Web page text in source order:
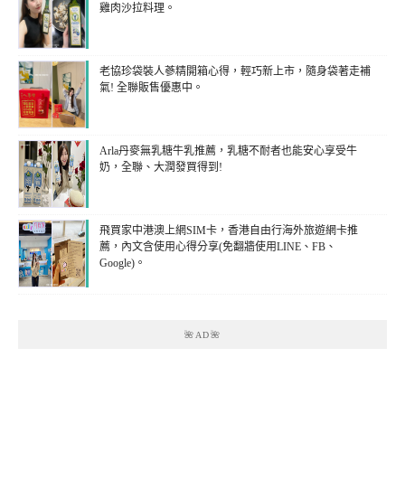
雞肉沙拉料理。
老協珍袋裝人蔘精開箱心得，輕巧新上市，隨身袋著走補
氣! 全聯販售優惠中。
Arla丹麥無乳糖牛乳推薦，乳糖不耐者也能安心享受牛
奶，全聯、大潤發買得到!
飛買家中港澳上網SIM卡，香港自由行海外旅遊網卡推
薦，內文含使用心得分享(免翻牆使用LINE、FB、
Google)。
🌺AD🌺